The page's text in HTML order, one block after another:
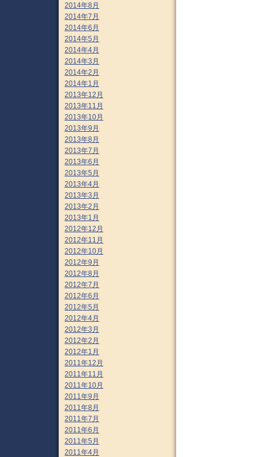
2014年8月
2014年7月
2014年6月
2014年5月
2014年4月
2014年3月
2014年2月
2014年1月
2013年12月
2013年11月
2013年10月
2013年9月
2013年8月
2013年7月
2013年6月
2013年5月
2013年4月
2013年3月
2013年2月
2013年1月
2012年12月
2012年11月
2012年10月
2012年9月
2012年8月
2012年7月
2012年6月
2012年5月
2012年4月
2012年3月
2012年2月
2012年1月
2011年12月
2011年11月
2011年10月
2011年9月
2011年8月
2011年7月
2011年6月
2011年5月
2011年4月